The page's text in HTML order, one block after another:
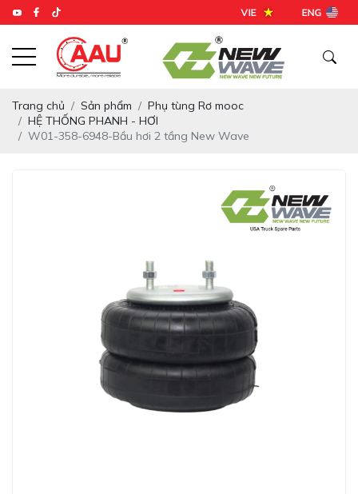
Trang chủ Sản phẩm
Phụ tùng Rơ mooc
HỆ THỐNG PHANH - HƠI
W01-358-6948-Bầu hơi 2 tầng New Wave